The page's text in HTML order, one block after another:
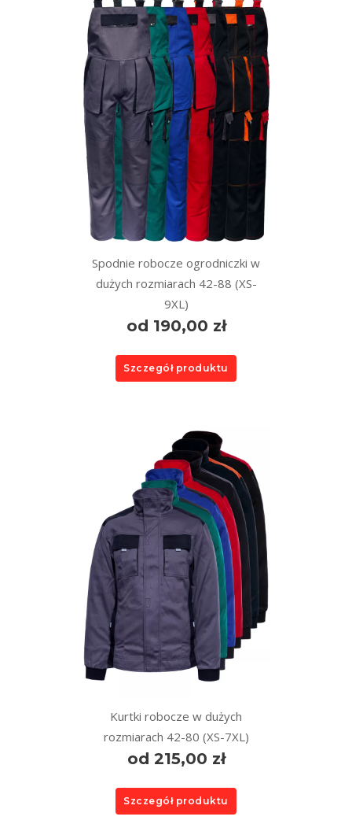
Spodnie robocze ogrodniczki w
dużych rozmiarach 42-88 (XS-
9XL)
od 190,00 zł
Szczegół produktu
Kurtki robocze w dużych
rozmiarach 42-80 (XS-7XL)
od 215,00 zł
Szczegół produktu